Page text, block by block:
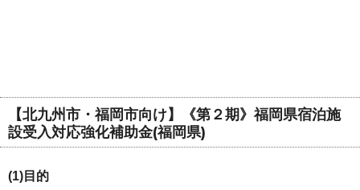
【北九州市・福岡市向け】《第２期》福岡県宿泊施
設受入対応強化補助金(福岡県)
(1)目的